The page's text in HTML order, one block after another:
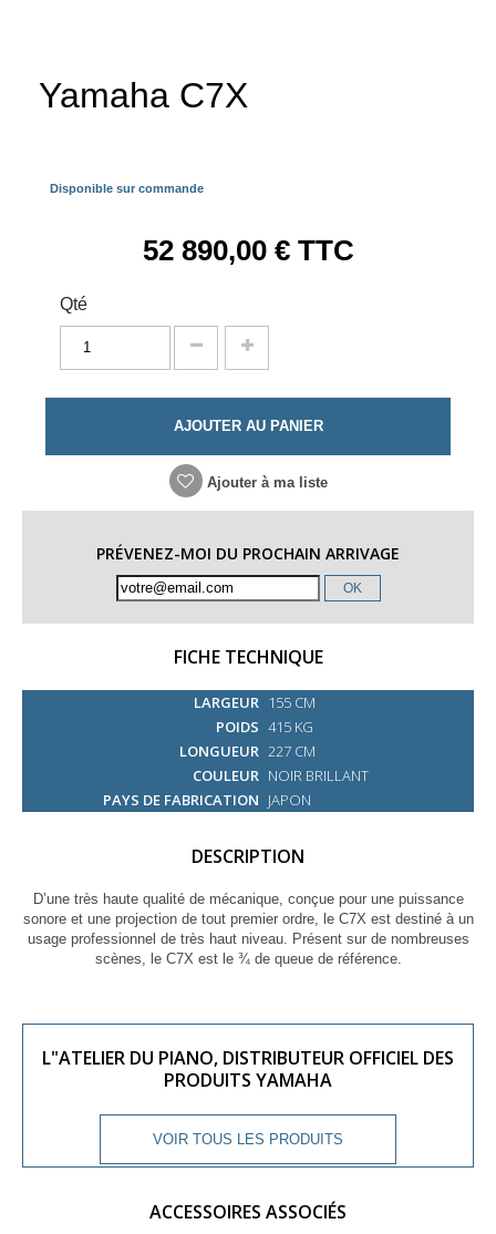
Yamaha C7X
Disponible sur commande
52 890,00 €TTC
Qté
AJOUTER AU PANIER
Ajouter à ma liste
PRÉVENEZ-MOI DU PROCHAIN ARRIVAGE
OK
FICHE TECHNIQUE
LARGEUR 155 CM
POIDS 415 KG
LONGUEUR 227 CM
COULEUR NOIR BRILLANT
PAYS DE FABRICATION JAPON
DESCRIPTION
D’une très haute qualité de mécanique, conçue pour une puissance
sonore et une projection de tout premier ordre, le C7X est destiné à un
usage professionnel de très haut niveau. Présent sur de nombreuses
scènes, le C7X est le ¾ de queue de référence.
L"ATELIER DU PIANO, DISTRIBUTEUR OFFICIEL DES
PRODUITS YAMAHA
VOIR TOUS LES PRODUITS
ACCESSOIRES ASSOCIÉS